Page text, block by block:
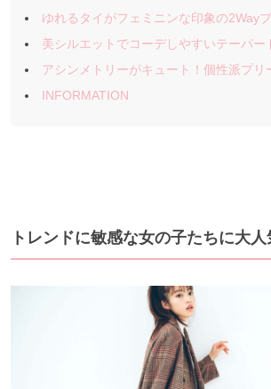
ゆれるタイがフェミニンな印象の2Way
美シルエットでコーデしやすいテーパー
アシンメトリーがキュート！個性派プリ
INFORMATION
トレンドに敏感な女の子たちに大人